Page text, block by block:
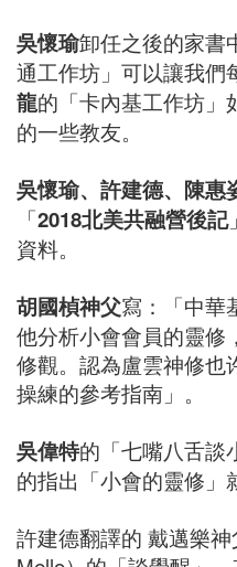
吳懷瑜卸任之後的家書
通工作坊」可以讓我們
龍的「卡內基工作坊」
的一些教友。
吳懷瑜、許建德、陳惠
「2018北美共融營後記
資料。
胡國楨神父寫：「中華
他分析小會會員的靈修
修觀。認為盧雲神修也
操練的參考指南」。
吳偉特的「七嘴八舌談
的指出「小會的靈修」
許建德翻譯的 戴邁樂神